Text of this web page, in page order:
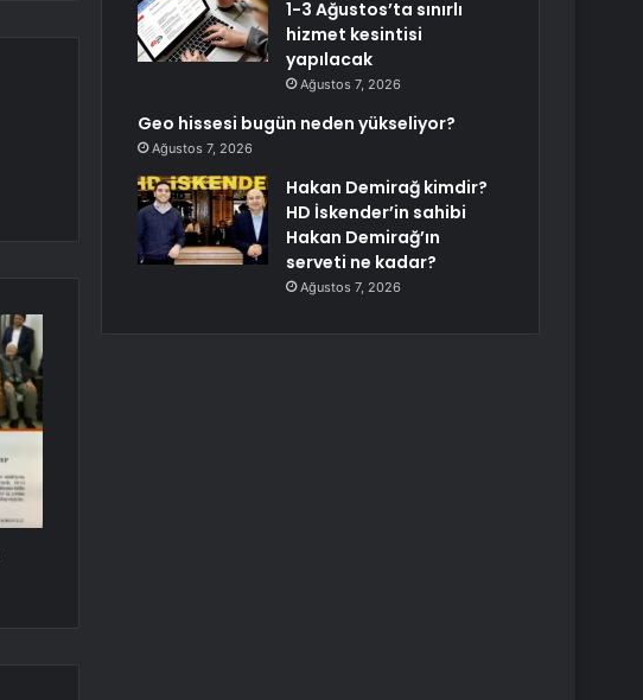
1-3 Ağustos’ta sınırlı
hizmet kesintisi
yapılacak
Ağustos 7, 2026
Geo hissesi bugün neden yükseliyor?
Ağustos 7, 2026
Hakan Demirağ kimdir?
HD İskender’in sahibi
Hakan Demirağ’ın
serveti ne kadar?
Ağustos 7, 2026